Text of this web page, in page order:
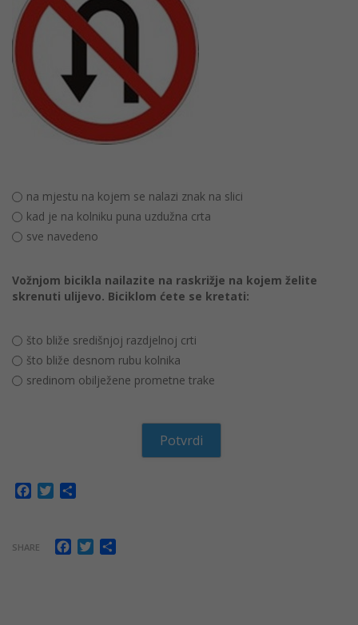
na mjestu na kojem se nalazi znak na slici
kad je na kolniku puna uzdužna crta
sve navedeno
Vožnjom bicikla nailazite na raskrižje na kojem želite
skrenuti ulijevo. Biciklom ćete se kretati:
što bliže središnjoj razdjelnoj crti
što bliže desnom rubu kolnika
sredinom obilježene prometne trake
Facebook
Twitter
SHARE Facebook
Twitter